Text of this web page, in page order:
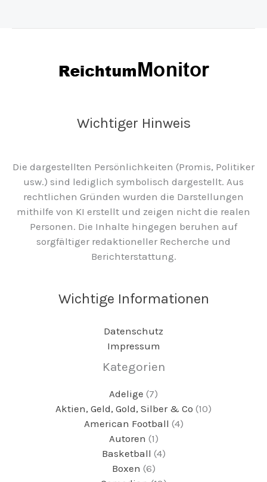
Wichtiger Hinweis
Die dargestellten Persönlichkeiten (Promis, Politiker
usw.) sind lediglich symbolisch dargestellt. Aus
rechtlichen Gründen wurden die Darstellungen
mithilfe von KI erstellt und zeigen nicht die realen
Personen. Die Inhalte hingegen beruhen auf
sorgfältiger redaktioneller Recherche und
Berichterstattung.
Wichtige Informationen
Datenschutz
Impressum
Kategorien
Adelige (7)
Aktien, Geld, Gold, Silber & Co (10)
American Football (4)
Autoren (1)
Basketball (4)
Boxen (6)